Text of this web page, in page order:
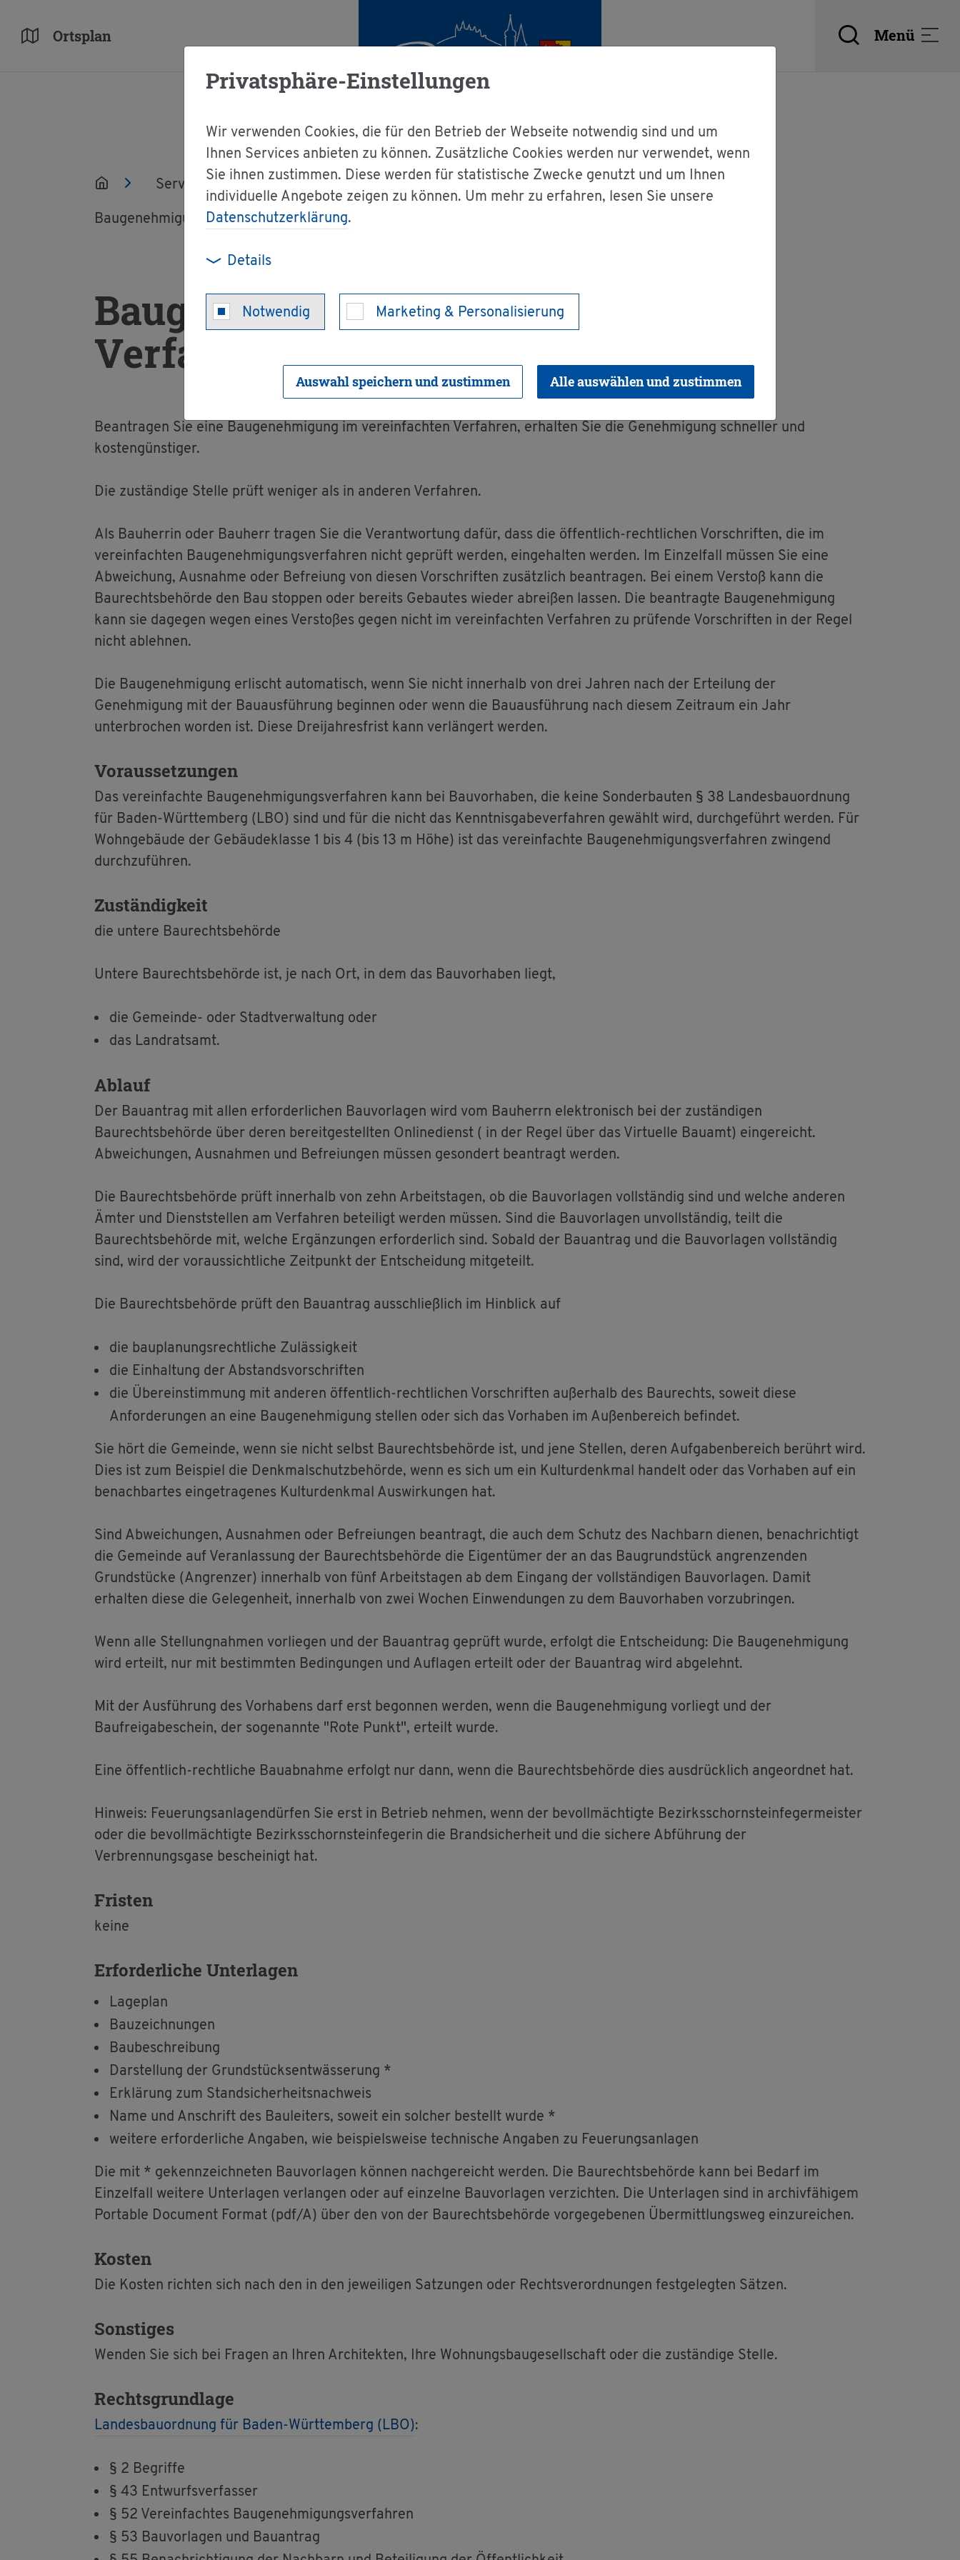
Privatsphäre-Einstellungen
Wir verwenden Cookies, die für den Betrieb der Webseite notwendig sind und um
Ihnen Services anbieten zu können. Zusätzliche Cookies werden nur verwendet, wenn
Sie ihnen zustimmen. Diese werden für statistische Zwecke genutzt und um Ihnen
individuelle Angebote zeigen zu können. Um mehr zu erfahren, lesen Sie unsere
Datenschutzerklärung.
Details
Notwendig Marketing & Personalisierung
Auswahl speichern und zustimmen Alle auswählen und zustimmen
Orts­plan Menü
Ser­vice Dienst­leis­tun­gen A-Z
Bau­ge­neh­mi­gung im ver­ein­fach­ten Ver­fah­ren be­an­tra­gen
Bau­ge­neh­mi­gung im ver­ein­fach­ten
Ver­fah­ren be­an­tra­gen
Be­an­tra­gen Sie eine Bau­ge­neh­mi­gung im ver­ein­fach­ten Ver­fah­ren, er­hal­ten Sie die Ge­neh­mi­gung schnel­ler und
kos­ten­güns­ti­ger.
Die zu­stän­di­ge Stel­le prüft we­ni­ger als in an­de­ren Ver­fah­ren.
Als Bau­her­rin oder Bau­herr tra­gen Sie die Ver­ant­wor­tung dafür, dass die öf­fent­lich-recht­li­chen Vor­schrif­ten, die im
ver­ein­fach­ten Bau­ge­neh­mi­gungs­ver­fah­ren nicht ge­prüft wer­den, ein­ge­hal­ten wer­den. Im Ein­zel­fall müs­sen Sie eine
Ab­wei­chung, Aus­nah­me oder Be­frei­ung von die­sen Vor­schrif­ten zu­sätz­lich be­an­tra­gen. Bei einem Ver­stoß kann die
Bau­rechts­be­hör­de den Bau stop­pen oder be­reits Ge­bau­tes wie­der ab­rei­ßen las­sen. Die be­an­trag­te Bau­ge­neh­mi­gung
kann sie da­ge­gen wegen eines Ver­sto­ßes gegen nicht im ver­ein­fach­ten Ver­fah­ren zu prü­fen­de Vor­schrif­ten in der Regel
nicht ab­leh­nen.
Die Bau­ge­neh­mi­gung er­lischt au­to­ma­tisch, wenn Sie nicht in­ner­halb von drei Jah­ren nach der Er­tei­lung der
Ge­neh­mi­gung mit der Bau­aus­füh­rung be­gin­nen oder wenn die Bau­aus­füh­rung nach die­sem Zeit­raum ein Jahr
un­ter­bro­chen wor­den ist. Diese Drei­jah­res­frist kann ver­län­gert wer­den.
Vor­aus­set­zun­gen
Das ver­ein­fach­te Bau­ge­neh­mi­gungs­ver­fah­ren kann bei Bau­vor­ha­ben, die keine Son­der­bau­ten § 38 Lan­des­bau­ord­nung
für Baden-Würt­tem­berg (LBO) sind und für die nicht das Kennt­nis­ga­be­ver­fah­ren ge­wählt wird, durch­ge­führt wer­den. Für
Wohn­ge­bäu­de der Ge­bäu­de­klas­se 1 bis 4 (bis 13 m Höhe) ist das ver­ein­fach­te Bau­ge­neh­mi­gungs­ver­fah­ren zwin­gend
durch­zu­füh­ren.
Zu­stän­dig­keit
die un­te­re Bau­rechts­be­hör­de
Un­te­re Bau­rechts­be­hör­de ist, je nach Ort, in dem das Bau­vor­ha­ben liegt,
die Ge­mein­de- oder Stadt­ver­wal­tung oder
das Land­rats­amt.
Ab­lauf
Der Bau­an­trag mit allen er­for­der­li­chen Bau­vor­la­gen wird vom Bau­herrn elek­tro­nisch bei der zu­stän­di­gen
Bau­rechts­be­hör­de über deren be­reit­ge­stell­ten On­line­dienst ( in der Regel über das Vir­tu­el­le Bau­amt) ein­ge­reicht.
Ab­wei­chun­gen, Aus­nah­men und Be­frei­un­gen müs­sen ge­son­dert be­an­tragt wer­den.
Die Bau­rechts­be­hör­de prüft in­ner­halb von zehn Ar­beits­ta­gen, ob die Bau­vor­la­gen voll­stän­dig sind und wel­che an­de­ren
Ämter und Dienst­stel­len am Ver­fah­ren be­tei­ligt wer­den müs­sen. Sind die Bau­vor­la­gen un­voll­stän­dig, teilt die
Bau­rechts­be­hör­de mit, wel­che Er­gän­zun­gen er­for­der­lich sind. So­bald der Bau­an­trag und die Bau­vor­la­gen voll­stän­dig
sind, wird der vor­aus­sicht­li­che Zeit­punkt der Ent­schei­dung mit­ge­teilt.
Die Bau­rechts­be­hör­de prüft den Bau­an­trag aus­schlie­ß­lich im Hin­blick auf
die bau­pla­nungs­recht­li­che Zu­läs­sig­keit
die Ein­hal­tung der Ab­stands­vor­schrif­ten
die Über­ein­stim­mung mit an­de­ren öf­fent­lich-recht­li­chen Vor­schrif­ten au­ßer­halb des Bau­rechts, so­weit diese
An­for­de­run­gen an eine Bau­ge­neh­mi­gung stel­len oder sich das Vor­ha­ben im Au­ßen­be­reich be­fin­det.
Sie hört die Ge­mein­de, wenn sie nicht selbst Bau­rechts­be­hör­de ist, und jene Stel­len, deren Auf­ga­ben­be­reich be­rührt wird.
Dies ist zum Bei­spiel die Denk­mal­schutz­be­hör­de, wenn es sich um ein Kul­tur­denk­mal han­delt oder das Vor­ha­ben auf ein
be­nach­bar­tes ein­ge­tra­ge­nes Kul­tur­denk­mal Aus­wir­kun­gen hat.
Sind Ab­wei­chun­gen, Aus­nah­men oder Be­frei­un­gen be­an­tragt, die auch dem Schutz des Nach­barn die­nen, be­nach­rich­tigt
die Ge­mein­de auf Ver­an­las­sung der Bau­rechts­be­hör­de die Ei­gen­tü­mer der an das Bau­grund­stück an­gren­zen­den
Grund­stü­cke (An­gren­zer) in­ner­halb von fünf Ar­beits­ta­gen ab dem Ein­gang der voll­stän­di­gen Bau­vor­la­gen. Damit
er­hal­ten diese die Ge­le­gen­heit, in­ner­halb von zwei Wo­chen Ein­wen­dun­gen zu dem Bau­vor­ha­ben vor­zu­brin­gen.
Wenn alle Stel­lung­nah­men vor­lie­gen und der Bau­an­trag ge­prüft wurde, er­folgt die Ent­schei­dung: Die Bau­ge­neh­mi­gung
wird er­teilt, nur mit be­stimm­ten Be­din­gun­gen und Auf­la­gen er­teilt oder der Bau­an­trag wird ab­ge­lehnt.
Mit der Aus­füh­rung des Vor­ha­bens darf erst be­gon­nen wer­den, wenn die Bau­ge­neh­mi­gung vor­liegt und der
Bau­f­rei­ga­be­schein, der so­ge­nann­te "Rote Punkt", er­teilt wurde.
Eine öf­fent­lich-recht­li­che Bau­ab­nah­me er­folgt nur dann, wenn die Bau­rechts­be­hör­de dies aus­drück­lich an­ge­ord­net hat.
Hin­weis: Feue­rungs­an­la­gen­dür­fen Sie erst in Be­trieb neh­men, wenn der be­voll­mäch­tig­te Be­zirks­schorn­stein­fe­ger­meis­ter
oder die be­voll­mäch­tig­te Be­zirks­schorn­stein­fe­ge­rin die Brand­si­cher­heit und die si­che­re Ab­füh­rung der
Ver­bren­nungs­ga­se be­schei­nigt hat.
Fris­ten
keine
Er­for­der­li­che Un­ter­la­gen
La­ge­plan
Bau­zeich­nun­gen
Bau­be­schrei­bung
Dar­stel­lung der Grund­stücks­ent­wäs­se­rung *
Er­klä­rung zum Stand­si­cher­heits­nach­weis
Name und An­schrift des Bau­lei­ters, so­weit ein sol­cher be­stellt wurde *
wei­te­re er­for­der­li­che An­ga­ben, wie bei­spiels­wei­se tech­ni­sche An­ga­ben zu Feue­rungs­an­la­gen
Die mit * ge­kenn­zeich­ne­ten Bau­vor­la­gen kön­nen nach­ge­reicht wer­den. Die Bau­rechts­be­hör­de kann bei Be­darf im
Ein­zel­fall wei­te­re Un­ter­la­gen ver­lan­gen oder auf ein­zel­ne Bau­vor­la­gen ver­zich­ten. Die Un­ter­la­gen sind in ar­chiv­fä­hi­gem
Por­ta­ble Do­cu­ment For­mat (pdf/A) über den von der Bau­rechts­be­hör­de vor­ge­ge­be­nen Über­mitt­lungs­weg ein­zu­rei­chen.
Kos­ten
Die Kos­ten rich­ten sich nach den in den je­wei­li­gen Sat­zun­gen oder Rechts­ver­ord­nun­gen fest­ge­leg­ten Sät­zen.
Sons­ti­ges
Wen­den Sie sich bei Fra­gen an Ihren Ar­chi­tek­ten, Ihre Woh­nungs­bau­ge­sell­schaft oder die zu­stän­di­ge Stel­le.
Rechts­grund­la­ge
Lan­des­bau­ord­nung für Baden-Würt­tem­berg (LBO):
§ 2 Be­grif­fe
§ 43 Ent­wurfs­ver­fas­ser
§ 52 Ver­ein­fach­tes Bau­ge­neh­mi­gungs­ver­fah­ren
§ 53 Bau­vor­la­gen und Bau­an­trag